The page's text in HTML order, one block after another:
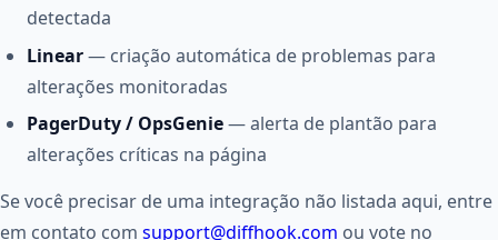
detectada
Linear— criação automática de problemas para
alterações monitoradas
PagerDuty / OpsGenie— alerta de plantão para
alterações críticas na página
Se você precisar de uma integração não listada aqui, entre
em contato com support@diffhook.com ou vote no